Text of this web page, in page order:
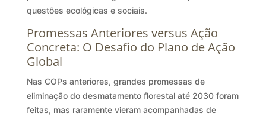
questões ecológicas e sociais.
Promessas Anteriores versus Ação
Concreta: O Desafio do Plano de Ação
Global
Nas COPs anteriores, grandes promessas de
eliminação do desmatamento florestal até 2030 foram
feitas, mas raramente vieram acompanhadas de